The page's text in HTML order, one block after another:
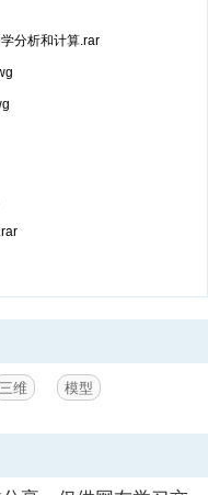
分析和计算.rar
三维 模型